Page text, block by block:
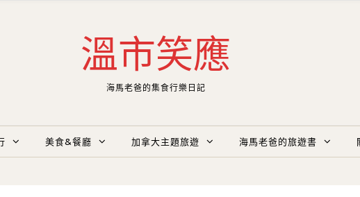
溫市笑應
海馬老爸的集食行樂日記
美食&餐廳 加拿大主題旅遊 海馬老爸的旅遊書